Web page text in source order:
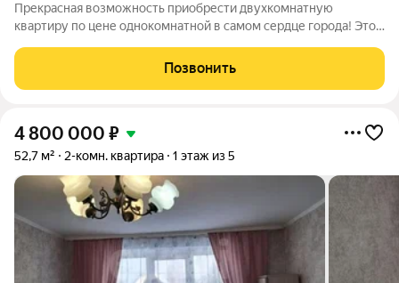
Прекрасная возможность приобрести двухкомнатную
квартиру по цене однокомнатной в самом сердце города! Это
доступное жилье или выгодное помещение для бизнеса.
Квартира расположена на первом этаже,
Позвонить
4 800 000 ₽
52,7 м² 2-комн. квартира 1 этаж из 5